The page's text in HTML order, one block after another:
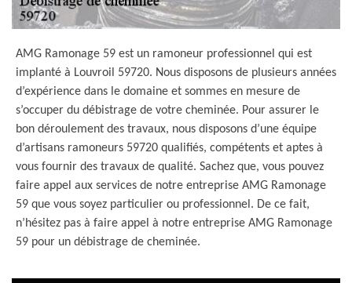
AMG Ramonage 59 est un ramoneur professionnel qui est
implanté à Louvroil 59720. Nous disposons de plusieurs années
d’expérience dans le domaine et sommes en mesure de
s’occuper du débistrage de votre cheminée. Pour assurer le
bon déroulement des travaux, nous disposons d’une équipe
d’artisans ramoneurs 59720 qualifiés, compétents et aptes à
vous fournir des travaux de qualité. Sachez que, vous pouvez
faire appel aux services de notre entreprise AMG Ramonage
59 que vous soyez particulier ou professionnel. De ce fait,
n’hésitez pas à faire appel à notre entreprise AMG Ramonage
59 pour un débistrage de cheminée.